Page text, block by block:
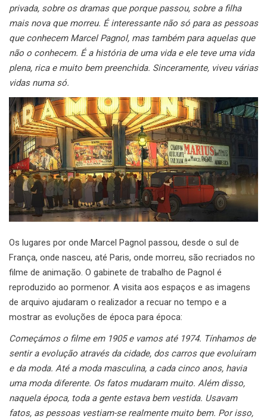
privada, sobre os dramas que porque passou, sobre a filha
mais nova que morreu. É interessante não só para as pessoas
que conhecem Marcel Pagnol, mas também para aquelas que
não o conhecem. É a história de uma vida e ele teve uma vida
plena, rica e muito bem preenchida. Sinceramente, viveu várias
vidas numa só.
Os lugares por onde Marcel Pagnol passou, desde o sul de
França, onde nasceu, até Paris, onde morreu, são recriados no
filme de animação. O gabinete de trabalho de Pagnol é
reproduzido ao pormenor. A visita aos espaços e as imagens
de arquivo ajudaram o realizador a recuar no tempo e a
mostrar as evoluções de época para época:
Começámos o filme em 1905 e vamos até 1974. Tínhamos de
sentir a evolução através da cidade, dos carros que evoluíram
e da moda. Até a moda masculina, a cada cinco anos, havia
uma moda diferente. Os fatos mudaram muito. Além disso,
naquela época, toda a gente estava bem vestida. Usavam
fatos, as pessoas vestiam-se realmente muito bem. Por isso,